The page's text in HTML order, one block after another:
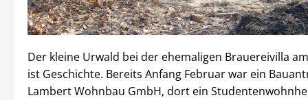
Der kleine Urwald bei der ehemaligen Brauereivilla
ist Geschichte. Bereits Anfang Februar war ein
Lambert Wohnbau GmbH, dort ein